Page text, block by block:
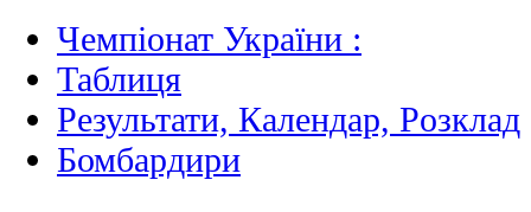
Чемпіонат України :
Таблиця
Результати, Календар, Poзклад
Бомбардири